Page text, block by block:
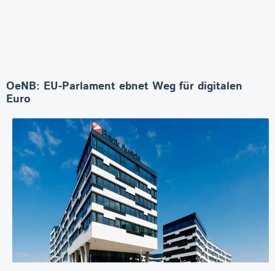
OeNB: EU-Parlament ebnet Weg für digitalen
Euro